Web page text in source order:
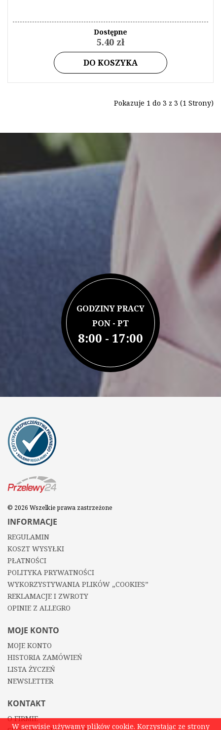
Dostępne
5.40 zł
DO KOSZYKA
Pokazuje 1 do 3 z 3 (1 Strony)
GODZINY PRACY
PON - PT
8:00 - 17:00
© 2026 Wszelkie prawa zastrzeżone
INFORMACJE
REGULAMIN
KOSZT WYSYŁKI
PŁATNOŚCI
POLITYKA PRYWATNOŚCI
WYKORZYSTYWANIA PLIKÓW „COOKIES”
REKLAMACJE I ZWROTY
OPINIE Z ALLEGRO
MOJE KONTO
MOJE KONTO
HISTORIA ZAMÓWIEŃ
LISTA ŻYCZEŃ
NEWSLETTER
KONTAKT
O FIRMIE
W serwisie używamy plików cookie. Korzystając ze strony